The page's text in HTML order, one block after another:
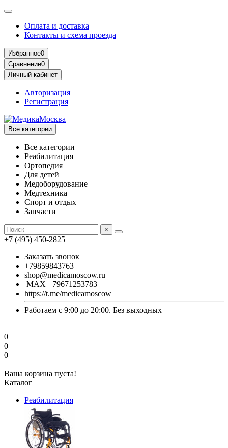
Оплата и доставка
Контакты и схема проезда
Избранное0
Сравнение0
Личный кабинет
Авторизация
Регистрация
Все категории
Все категории
Реабилитация
Ортопедия
Для детей
Медоборудование
Mедтехника
Спорт и отдых
Запчасти
×
+7 (495) 450-2825
Заказать звонок
+79859843763
shop@medicamoscow.ru
MAX +79671253783
https://t.me/medicamoscow
Работаем с 9:00 до 20:00. Без выходных
0
0
0
Ваша корзина пуста!
Каталог
Реабилитация